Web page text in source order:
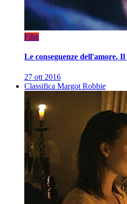
Film
Le conseguenze dell'amore.
27 ott 2016
Classifica Margot Robbie